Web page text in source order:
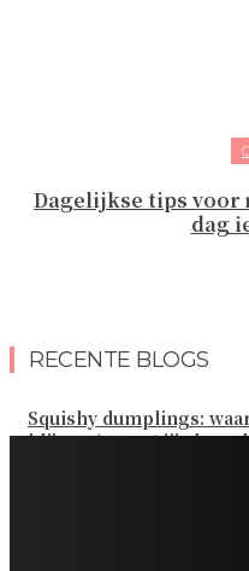
Dagelijkse tips voor
dag
RECENTE BLOGS
Squishy dumplings:
blijven (en wat jij als